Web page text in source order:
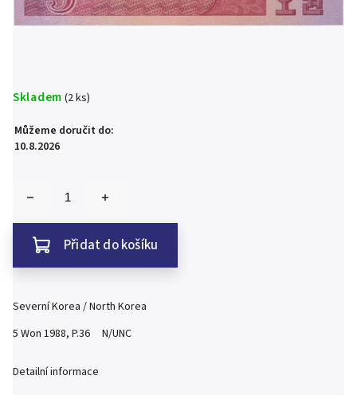
Skladem (2 ks)
Můžeme doručit do:
10.8.2026
Přidat do košíku
Severní Korea / North Korea
5 Won 1988, P.36 N/UNC
Detailní informace